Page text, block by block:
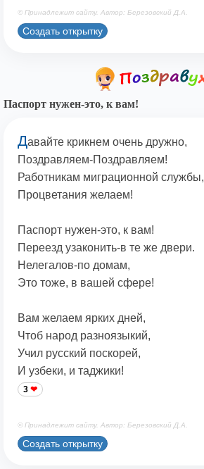
© Принадлежит сайту. Автор: Березовский Д.А.
Создать открытку
Паспорт нужен-это, к вам!
Давайте крикнем очень дружно,
Поздравляем-Поздравляем!
Работникам миграционной службы,
Процветания желаем!
Паспорт нужен-это, к вам!
Переезд узаконить-в те же двери.
Нелегалов-по домам,
Это тоже, в вашей сфере!
Вам желаем ярких дней,
Чтоб народ разноязыкий,
Учил русский поскорей,
И узбеки, и таджики!
3
© Принадлежит сайту. Автор: Березовский Д.А.
Создать открытку